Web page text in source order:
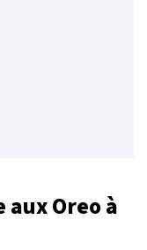
Oreo à